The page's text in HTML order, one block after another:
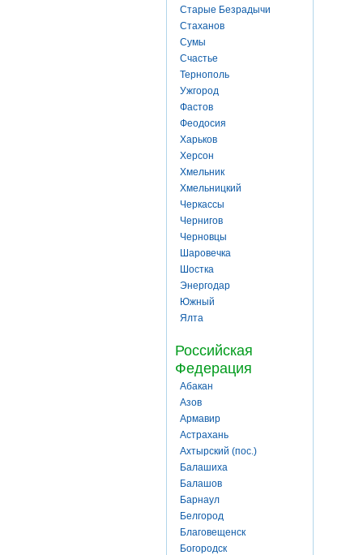
Старые Безрадычи
Стаханов
Сумы
Счастье
Тернополь
Ужгород
Фастов
Феодосия
Харьков
Херсон
Хмельник
Хмельницкий
Черкассы
Чернигов
Черновцы
Шаровечка
Шостка
Энергодар
Южный
Ялта
Российская
Федерация
Абакан
Азов
Армавир
Астрахань
Ахтырский (пос.)
Балашиха
Балашов
Барнаул
Белгород
Благовещенск
Богородск